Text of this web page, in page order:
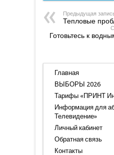
Предыдущая
Тепловые
Готовьтесь к
Главная
ВЫБОРЫ 2026
Тарифы «ПРИНТ
Информация для
Телевидение»
Личный кабинет
Обратная связь
Контакты